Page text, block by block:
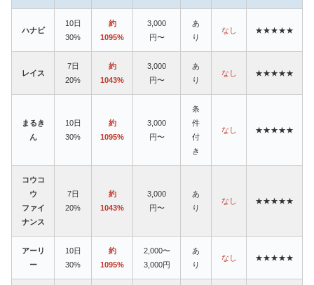
ハナビ
10日
30%
約
1095%
3,000
円〜
あ
り
なし ★★★★★
レイス
7日
20%
約
1043%
3,000
円〜
あ
り
なし ★★★★★
まるき
ん
10日
30%
約
1095%
3,000
円〜
条
件
付
き
なし ★★★★★
コウコ
ウ
ファイ
ナンス
7日
20%
約
1043%
3,000
円〜
あ
り
なし ★★★★★
アーリ
ー
10日
30%
約
1095%
2,000〜
3,000円
あ
り
なし ★★★★★